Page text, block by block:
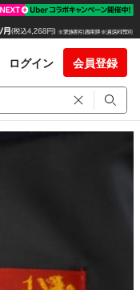
ログイン 会員登録